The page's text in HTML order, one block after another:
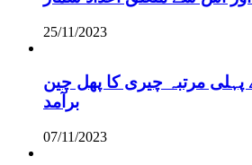
25/11/2023
مرتبہ چیری کا پھل چین
برآمد
07/11/2023